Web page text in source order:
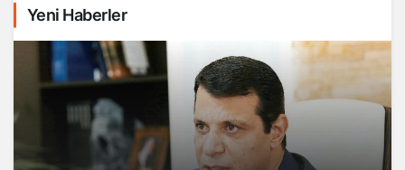
Yeni Haberler